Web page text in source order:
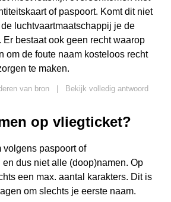
of paspoort. Komt dit niet
luchtvaartmaatschappij je de
bestaat ook geen recht waarop
om de foute naam kosteloos recht
te maken.
van bron
Bekijk volledig antwoord
op vliegticket?
volgens paspoort of
dus niet alle (doop)namen. Op
een max. aantal karakters. Dit is
om slechts je eerste naam.